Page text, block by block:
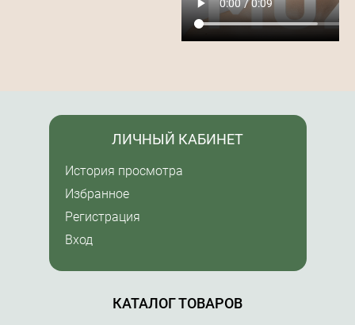
КАТАЛОГ ТОВАРОВ
ЛИЧНЫЙ КАБИНЕТ
История просмотра
Избранное
Регистрация
Вход